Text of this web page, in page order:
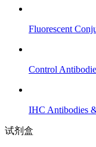
Fluorescent
Control
IHC Antibodies
试剂盒